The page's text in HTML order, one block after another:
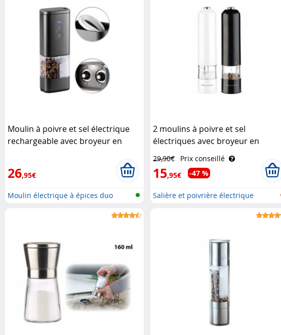
Moulin à poivre et sel électrique
rechargeable avec broyeur en
26,95€
Moulin électrique à épices duo
2 moulins à poivre et sel
électriques avec broyeur en
céramique - Noir et Blanc
Rosenstein & Söhne
29,90€ Prix conseillé
15,95€ -47 %
Salière et poivrière électrique